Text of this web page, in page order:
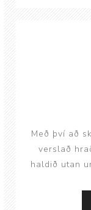
Með því að
verslað
haldið utan